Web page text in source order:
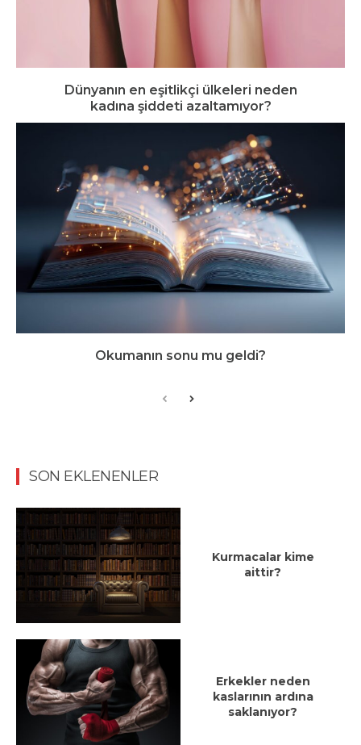
Dünyanın en eşitlikçi ülkeleri neden
kadına şiddeti azaltamıyor?
Okumanın sonu mu geldi?
SON EKLENENLER
Kurmacalar kime
aittir?
Erkekler neden
kaslarının ardına
saklanıyor?